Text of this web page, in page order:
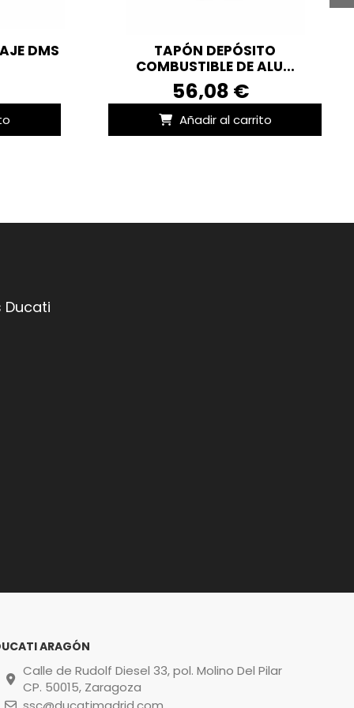
DMS
TAPÓN DEPÓSITO
COMBUSTIBLE DE ALU...
56,08 €
Añadir al carrito
ARAGÓN
Calle de Rudolf Diesel 33, pol. Molino Del Pilar
CP. 50015, Zaragoza